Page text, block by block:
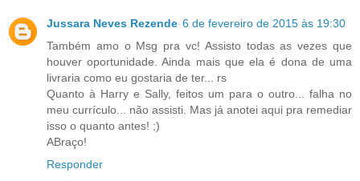
Jussara Neves Rezende 6 de fevereiro de 2015 às 19:30
Também amo o Msg pra vc! Assisto todas as vezes que
houver oportunidade. Ainda mais que ela é dona de uma
livraria como eu gostaria de ter... rs
Quanto à Harry e Sally, feitos um para o outro... falha no
meu currículo... não assisti. Mas já anotei aqui pra remediar
isso o quanto antes! ;)
ABraço!
Responder